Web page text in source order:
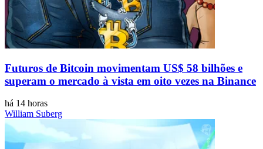
Futuros de Bitcoin movimentam US$ 58 bilhões e
superam o mercado à vista em oito vezes na Binance
há 14 horas
William Suberg